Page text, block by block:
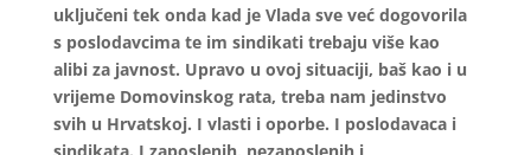
uključeni tek onda kad je Vlada sve već dogovorila
s poslodavcima te im sindikati trebaju više kao
alibi za javnost. Upravo u ovoj situaciji, baš kao i u
vrijeme Domovinskog rata, treba nam jedinstvo
svih u Hrvatskoj. I vlasti i oporbe. I poslodavaca i